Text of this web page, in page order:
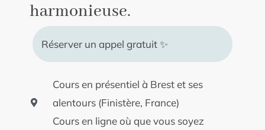
harmonieuse.
Réserver un appel gratuit ✨
Cours en présentiel à Brest et ses
alentours (Finistère, France)
Cours en ligne où que vous soyez